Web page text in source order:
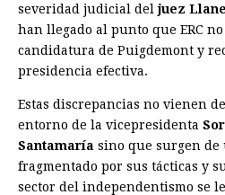
severidad judicial deljuez
han llegado al punto que ERC
candidatura de Puigdemont y
presidencia efectiva.
Estas discrepancias no vienen
entorno de la vicepresidenta
Santamaría sino que surgen
fragmentado por sus tácticas y
sector del independentismo se